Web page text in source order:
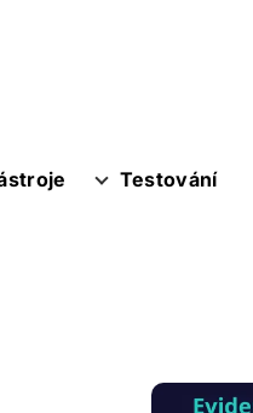
Testování
Obrázek